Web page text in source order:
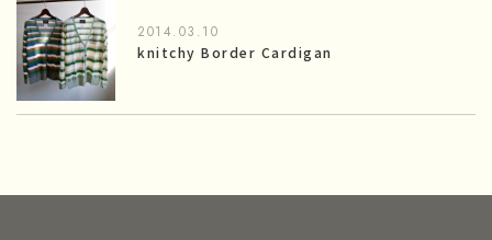
2014.03.10
knitchy Border Cardigan